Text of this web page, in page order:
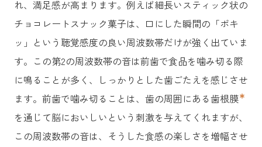
れ、満足感が高まります。例えば細長いスティック状の
チョコレートスナック菓子は、口にした瞬間の「ポキ
ッ」という聴覚感度の良い周波数帯だけが強く出ていま
す。この第2の周波数帯の音は前歯で食品を噛み切る際
に鳴ることが多く、しっかりとした歯ごたえを感じさせ
ます。前歯で噛み切ることは、歯の周囲にある歯根膜＊
を通じて脳においしいという刺激を与えてくれますが、
この周波数帯の音は、そうした食感の楽しさを増幅させ